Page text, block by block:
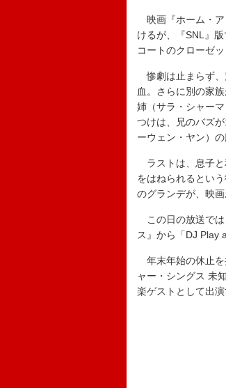
映画『ホーム・ア
けるが、『SNL』
コートのクローゼ
惨劇は止まらず、
血。さらに別の家
姉（サラ・シャー
つけは、兄のバズ
ーウェン・ヤン）
ラストは、息子と
をはねられるとい
のグランデが、映
この日の放送では
ス』から「DJ Play
年末年始の休止を
ャー・シングス 未
楽ゲストとして出演